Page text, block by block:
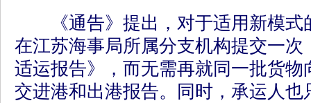
《通告》提出，对于适用新模式
在江苏海事局所属分支机构提交一次
适运报告》，而无需再就同一批货物
交进港和出港报告。同时，承运人也